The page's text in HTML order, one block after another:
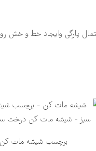
پارگی وایجاد خط و خش
برچسب شیشه مات کن